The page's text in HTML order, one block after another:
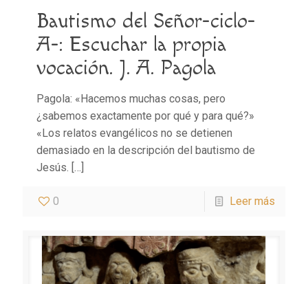
Bautismo del Señor-ciclo-
A-: Escuchar la propia
vocación. J. A. Pagola
Pagola: «Hacemos muchas cosas, pero
¿sabemos exactamente por qué y para qué?»
«Los relatos evangélicos no se detienen
demasiado en la descripción del bautismo de
Jesús. […]
0 Leer más